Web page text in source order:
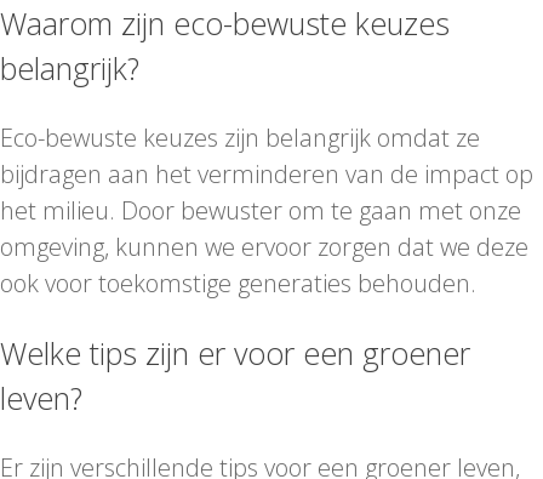
Waarom zijn eco-bewuste keuzes
belangrijk?
Eco-bewuste keuzes zijn belangrijk omdat ze
bijdragen aan het verminderen van de impact op
het milieu. Door bewuster om te gaan met onze
omgeving, kunnen we ervoor zorgen dat we deze
ook voor toekomstige generaties behouden.
Welke tips zijn er voor een groener
leven?
Er zijn verschillende tips voor een groener leven,